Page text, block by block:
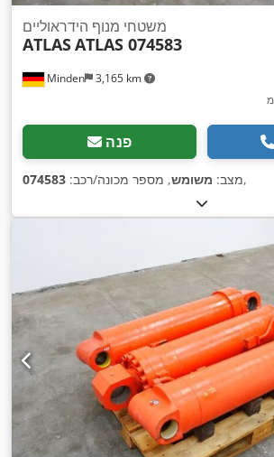
Minden 3,165 km
משטחי מנוף הידראוליים
ATLASATLAS 074583
פנה
מצב: משומש, מספר מכונה/רכב: 074583 ,